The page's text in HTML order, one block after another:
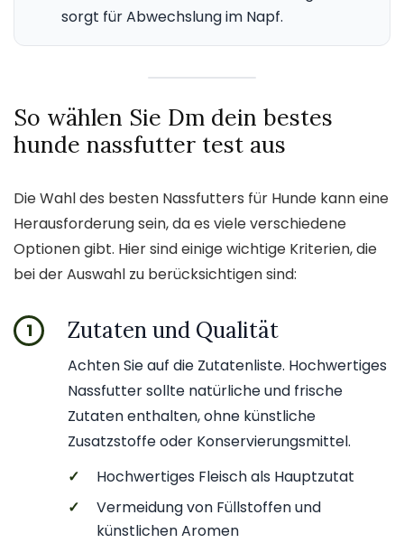
sorgt für Abwechslung im Napf.
So wählen Sie Dm dein bestes
hunde nassfutter test aus
Die Wahl des besten Nassfutters für Hunde kann eine
Herausforderung sein, da es viele verschiedene
Optionen gibt. Hier sind einige wichtige Kriterien, die
bei der Auswahl zu berücksichtigen sind:
1 Zutaten und Qualität
Achten Sie auf die Zutatenliste. Hochwertiges
Nassfutter sollte natürliche und frische
Zutaten enthalten, ohne künstliche
Zusatzstoffe oder Konservierungsmittel.
✓
Hochwertiges Fleisch als Hauptzutat
✓
Vermeidung von Füllstoffen und
künstlichen Aromen